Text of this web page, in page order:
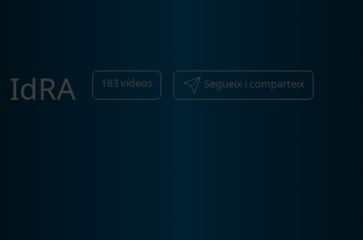
IdRA 183vídeos Segueix i comparteix